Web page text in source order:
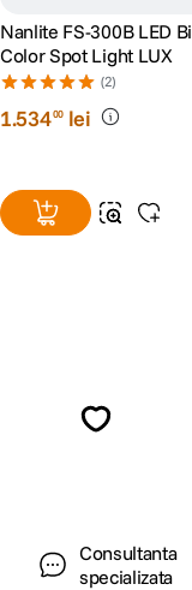
Nanlite FS-300B LED
Color Spot Light LUX
(2)
1.53400 lei
Consultanta
specializata